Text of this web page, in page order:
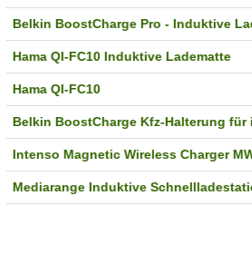
Belkin BoostCharge Pro - Induktive
Hama QI-FC10 Induktive Ladematte
Hama QI-FC10
Belkin BoostCharge Kfz-Halterung
Intenso Magnetic Wireless Charger
Mediarange Induktive